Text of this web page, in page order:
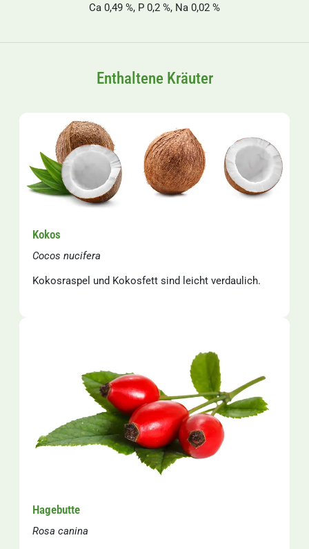
Ca 0,49 %, P 0,2 %, Na 0,02 %
Enthaltene Kräuter
Kokos
Cocos nucifera
Kokosraspel und Kokosfett sind leicht verdaulich.
Hagebutte
Rosa canina